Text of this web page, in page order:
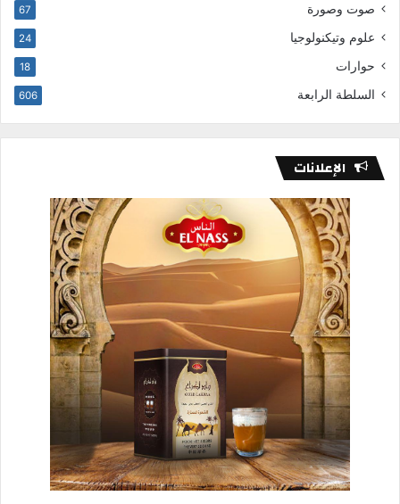
صوت وصورة 67
علوم وتيكنولوجيا 24
حوارات 18
السلطة الرابعة 606
الإعلانات